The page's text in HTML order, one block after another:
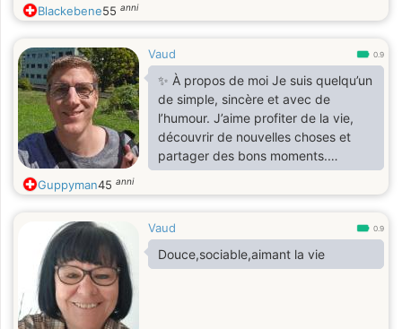
Blackebene55 anni
Vaud 0.9
✨ À propos de moi Je suis quelqu’un
de simple, sincère et avec de
l’humour. J’aime profiter de la vie,
découvrir de nouvelles choses et
partager des bons moments.
J’apprécie les discussions
authentiques, les balades, les
rendent la vie agréable. Ce que je
cherche Une vraie rencontre, une
complicité, quelqu’un avec qui
Guppyman45 anni
Vaud 0.9
Douce,sociable,aimant la vie